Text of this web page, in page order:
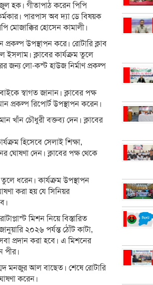
হক। গীতাপাঠ করেন পিপি
পারপাস অব দ্যা ডে বিষয়ক
মোজাক্কির হোসেন কামালী।
উপস্থাপন করে। রোটারি ক্লাব
ইসলাম। ক্লাবের কার্যক্রম তুলে
জন্য লো-কস্ট হাউজ নির্মাণ প্রকল্প
স্বাগত জানান। ক্লাবের পক্ষ
প্রকল্প রিপোর্ট উপস্থাপন করেন।
খাঁন চৌধুরী বক্তব্য দেন। ক্লাবের
হিসেবে সেলাই শিক্ষা,
ঘোষণা দেন। ক্লাবের পক্ষ থেকে
ধরেন। কার্যক্রম উপস্থাপন
করা হয় যে সিনিয়র
মিশন নিয়ে বিস্তারিত
২০২৬ পর্যন্ত ঠোঁট কাটা,
প্রদান করা হবে। এ মিশনের
পীর।
মনজুর আল বাছেত। শেষে রোটারি
করেন।